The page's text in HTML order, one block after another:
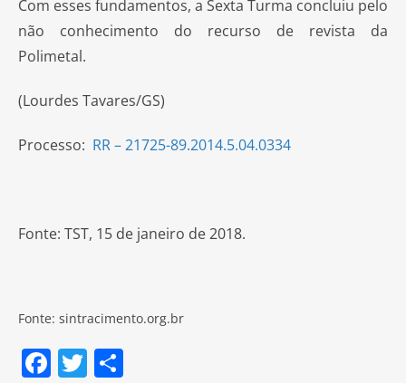
Com esses fundamentos, a Sexta Turma concluiu pelo
não conhecimento do recurso de revista da
Polimetal.
(Lourdes Tavares/GS)
Processo: RR – 21725-89.2014.5.04.0334
Fonte: TST, 15 de janeiro de 2018.
Fonte: sintracimento.org.br
F T